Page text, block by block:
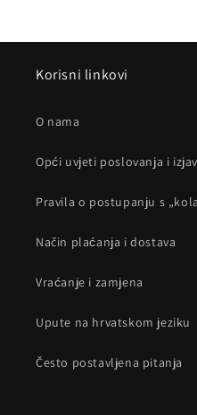
Korisni linkovi
O nama
Opći uvjeti poslovanja i
Pravila o postupanju s
Način plaćanja i dostava
Vraćanje i zamjena
Upute na hrvatskom jeziku
Često postavljena pitanja